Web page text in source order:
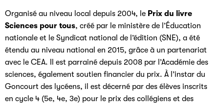
Organisé au niveau local depuis 2004, le Prix du livre
Sciences pour tous, créé par le ministère de l’Éducation
nationale et le Syndicat national de l’édition (SNE), a été
étendu au niveau national en 2015, grâce à un partenariat
avec le CEA. Il est parrainé depuis 2008 par l’Académie des
sciences, également soutien financier du prix. À l’instar du
Goncourt des lycéens, il est décerné par des élèves inscrits
en cycle 4 (5e, 4e, 3e) pour le prix des collégiens et des